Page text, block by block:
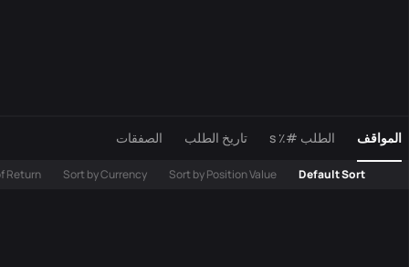
المواقف الطلب #٪ s تاريخ الطلب الصفقات
Default Sort
Sort by Position Value
Sort by Currency
Return